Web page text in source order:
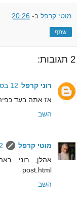
מוטי קרפל ב- 20:26
שתף
2 תגובות:
רוני קרפל 12 בספטמבר 2016 בשעה 17:12
אז אתה בעד
השב
מוטי קרפל
12
post.html
השב